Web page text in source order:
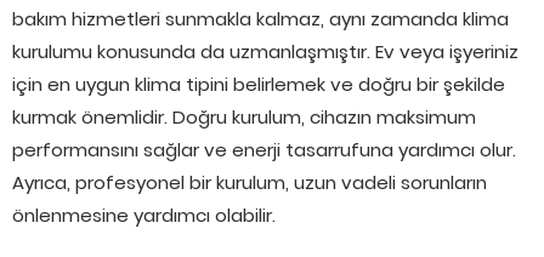
bakım hizmetleri sunmakla kalmaz, aynı zamanda klima
kurulumu konusunda da uzmanlaşmıştır. Ev veya işyeriniz
için en uygun klima tipini belirlemek ve doğru bir şekilde
kurmak önemlidir. Doğru kurulum, cihazın maksimum
performansını sağlar ve enerji tasarrufuna yardımcı olur.
Ayrıca, profesyonel bir kurulum, uzun vadeli sorunların
önlenmesine yardımcı olabilir.